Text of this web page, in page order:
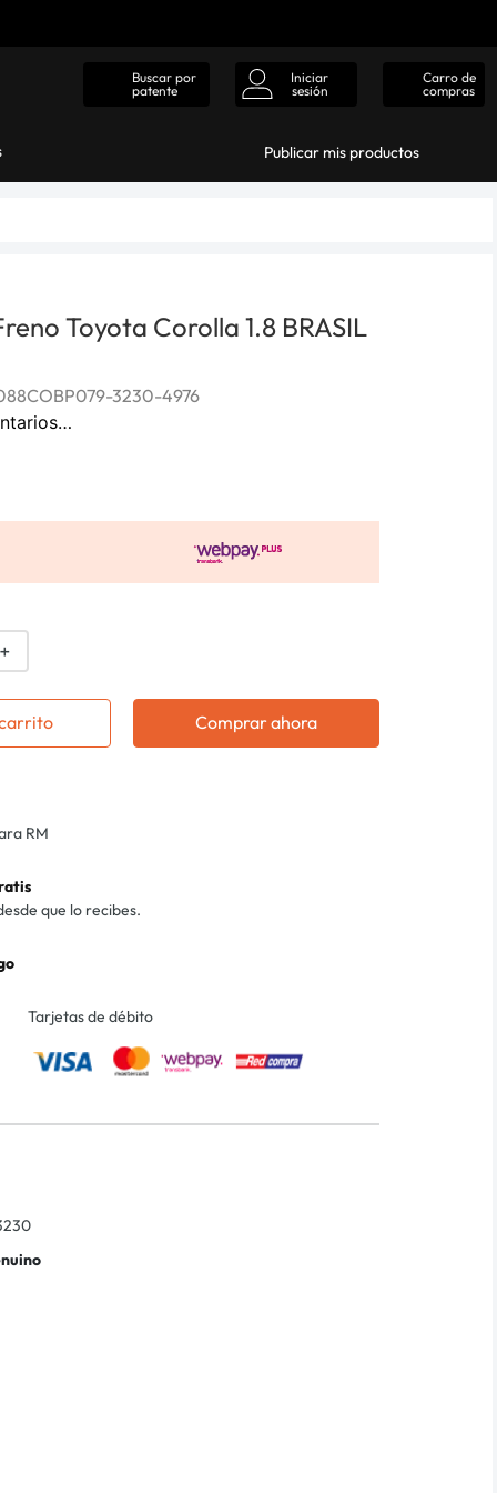
Buscar por
patente
Iniciar
sesión
Carro de
compras
Publicar mis productos
Toyota Corolla 1.8 BRASIL
3230-4976
＋
Comprar ahora
RM
que lo recibes.
Tarjetas de débito